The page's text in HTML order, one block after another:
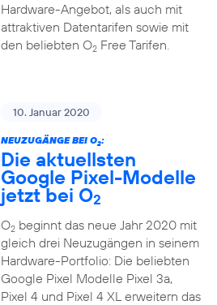
Hardware-Angebot, als auch mit
attraktiven Datentarifen sowie mit
den beliebten O2Free Tarifen.
10. Januar 2020
NEUZUGÄNGE BEI O2:
Die aktuellsten
Google Pixel-Modelle
jetzt bei O2
O2beginnt das neue Jahr 2020 mit
gleich drei Neuzugängen in seinem
Hardware-Portfolio: Die beliebten
Google Pixel Modelle Pixel 3a,
Pixel 4 und Pixel 4 XL erweitern das